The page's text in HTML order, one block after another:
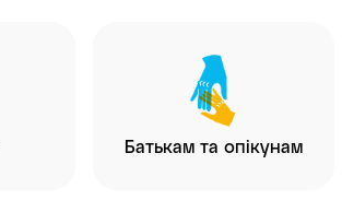
Батькам та опікунам